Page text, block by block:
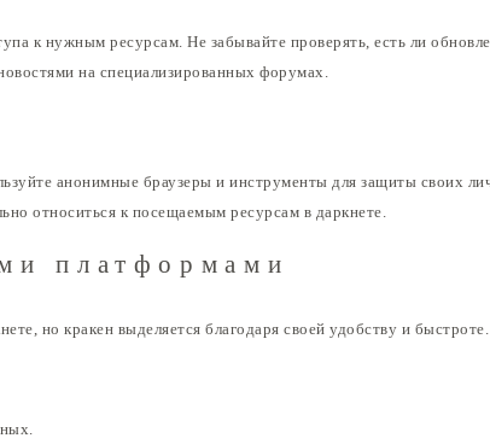
к нужным ресурсам. Не забывайте проверять, есть ли
на специализированных форумах.
анонимные браузеры и инструменты для защиты своих
относиться к посещаемым ресурсам в даркнете.
платформами
но кракен выделяется благодаря своей удобству и